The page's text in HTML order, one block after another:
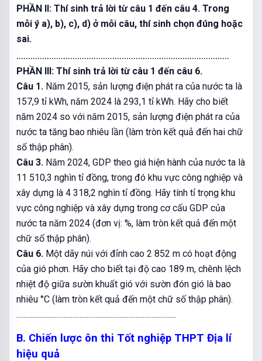
PHẦN II: Thí sinh trả lời từ câu 1 đến câu 4. Trong
mỗi ý a), b), c), d) ở mỗi câu, thí sinh chọn đúng hoặc
sai.
...........................................................................................
PHẦN III: Thí sinh trả lời từ câu 1 đến câu 6.
Câu 1. Năm 2015, sản lượng điện phát ra của nước ta là
157,9 tỉ kWh, năm 2024 là 293,1 tỉ kWh. Hãy cho biết
năm 2024 so với năm 2015, sản lượng điện phát ra của
nước ta tăng bao nhiêu lần (làm tròn kết quả đến hai chữ
số thập phân).
Câu 3. Năm 2024, GDP theo giá hiện hành của nước ta là
11 510,3 nghìn tỉ đồng, trong đó khu vực công nghiệp và
xây dựng là 4 318,2 nghìn tỉ đồng. Hãy tính tỉ trọng khu
vực công nghiệp và xây dựng trong cơ cấu GDP của
nước ta năm 2024 (đơn vị: %, làm tròn kết quả đến một
chữ số thập phân).
Câu 6. Một dãy núi với đỉnh cao 2 852 m có hoạt động
của gió phơn. Hãy cho biết tại độ cao 189 m, chênh lệch
nhiệt độ giữa sườn khuất gió với sườn đón gió là bao
nhiêu °C (làm tròn kết quả đến một chữ số thập phân).
...........................................................................................
B. Chiến lược ôn thi Tốt nghiệp THPT Địa lí
hiệu quả